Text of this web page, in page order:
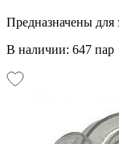
Предназначены для
В наличии: 647 пар